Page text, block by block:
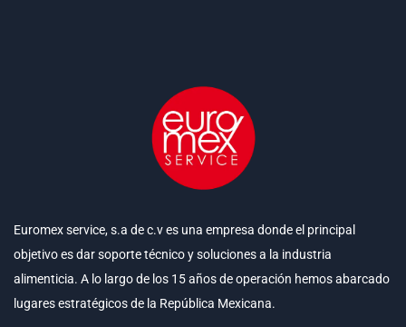
Euromex service, s.a de c.v es una empresa donde el principal
objetivo es dar soporte técnico y soluciones a la industria
alimenticia. A lo largo de los 15 años de operación hemos abarcado
lugares estratégicos de la República Mexicana.